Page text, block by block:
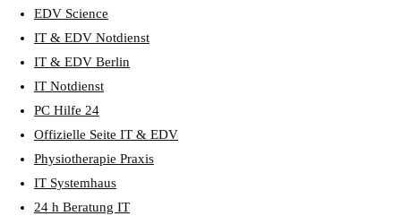
EDV Science
IT & EDV Notdienst
IT & EDV Berlin
IT Notdienst
PC Hilfe 24
Offizielle Seite IT & EDV
Physiotherapie Praxis
IT Systemhaus
24 h Beratung IT